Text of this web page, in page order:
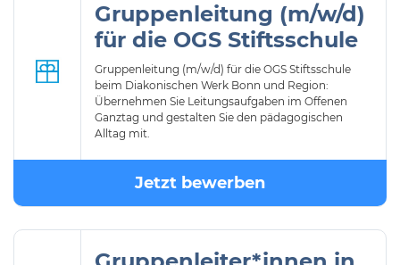
Gruppenleitung (m/w/d)
für die OGS Stiftsschule
Gruppenleitung (m/w/d) für die OGS Stiftsschule
beim Diakonischen Werk Bonn und Region:
Übernehmen Sie Leitungsaufgaben im Offenen
Ganztag und gestalten Sie den pädagogischen
Alltag mit.
Jetzt bewerben